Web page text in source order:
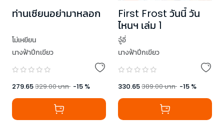
ท่านเซียนอย่ามาหลอก
โม่เหยียน
นางฟ้าปีกเขียว
279.65329.00บาท -15 %
First Frost วันนี้ วัน
ไหนฯ เล่ม 1
จู๋อี่
นางฟ้าปีกเขียว
330.65389.00บาท -15 %